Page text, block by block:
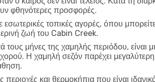
φθηνότερες προσφορές.
εσωτερικές τοπικές αγορές, όπου
ζωή του Cabin Creek.
τους μήνες της χαμηλής περιόδου, είναι
Η χαμηλή σεζόν παρέχει μεγαλύτερη
και θερμοκήπια που είναι